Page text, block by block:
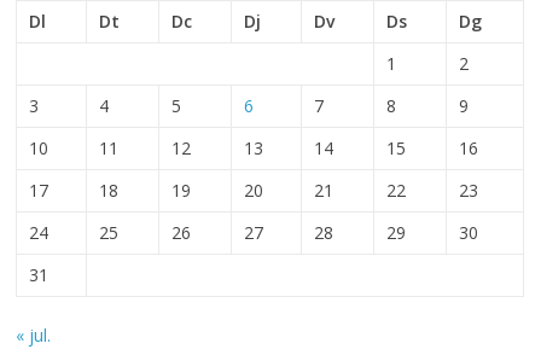
Dl
Dt Dc Dj Dv Ds
Dg
1
2
3
4 5 6 7 8
9
10
11 12 13 14 15
16
17
18 19 20 21 22
23
24
25 26 27 28 29
30
31
« jul.